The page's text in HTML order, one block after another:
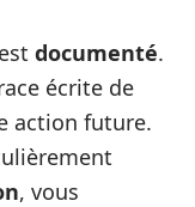
documenté.
écrite de
action future.
, vous